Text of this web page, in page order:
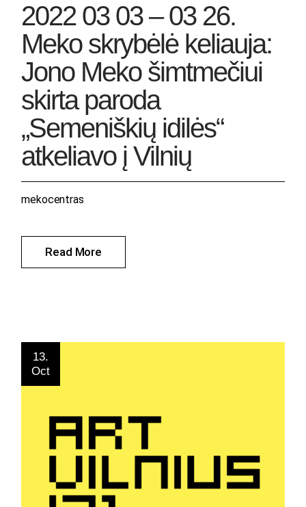
2022 03 03 – 03 26.
Meko skrybėlė keliauja:
Jono Meko šimtmečiui
skirta paroda
„Semeniškių idilės“
atkeliavo į Vilnių
Read More
mekocentras
13.
Oct